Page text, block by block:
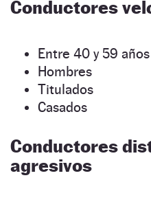
Conductores
Entre 40 y 59 años
Hombres
Titulados
Casados
Conductores
agresivos